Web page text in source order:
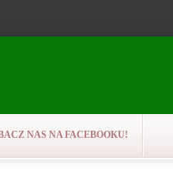
NAS NA FACEBOOKU!